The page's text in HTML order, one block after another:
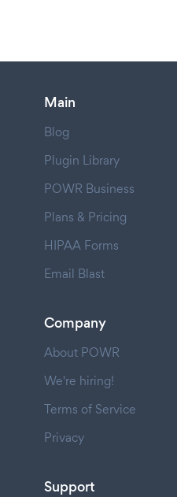
Main
Blog
Plugin Library
POWR Business
Plans & Pricing
HIPAA Forms
Email Blast
Company
About POWR
We're hiring!
Terms of Service
Privacy
Support